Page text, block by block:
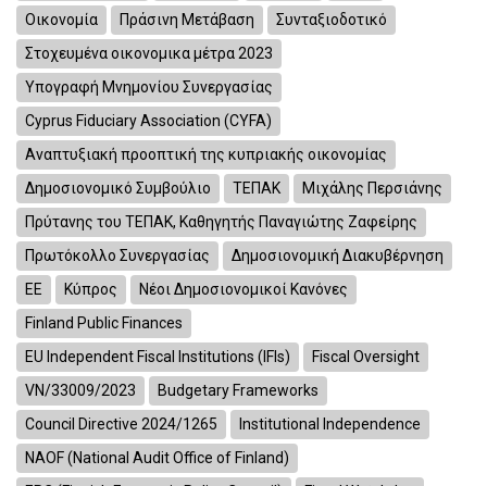
Οικονομία
Πράσινη Μετάβαση
Συνταξιοδοτικό
Στοχευμένα οικονομικα μέτρα 2023
Υπογραφή Μνημονίου Συνεργασίας
Cyprus Fiduciary Association (CYFA)
Αναπτυξιακή προοπτική της κυπριακής οικονομίας
Δημοσιονομικό Συμβούλιο
ΤΕΠΑΚ
Μιχάλης Περσιάνης
Πρύτανης του ΤΕΠΑΚ, Καθηγητής Παναγιώτης Ζαφείρης
Πρωτόκολλο Συνεργασίας
Δημοσιονομική Διακυβέρνηση
ΕΕ
Κύπρος
Νέοι Δημοσιονομικοί Κανόνες
Finland Public Finances
EU Independent Fiscal Institutions (IFIs)
Fiscal Oversight
VN/33009/2023
Budgetary Frameworks
Council Directive 2024/1265
Institutional Independence
NAOF (National Audit Office of Finland)